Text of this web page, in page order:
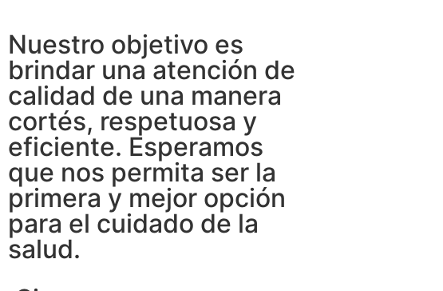
Nuestro objetivo es
brindar una atención de
calidad de una manera
cortés, respetuosa y
eficiente. Esperamos
que nos permita ser la
primera y mejor opción
para el cuidado de la
salud.